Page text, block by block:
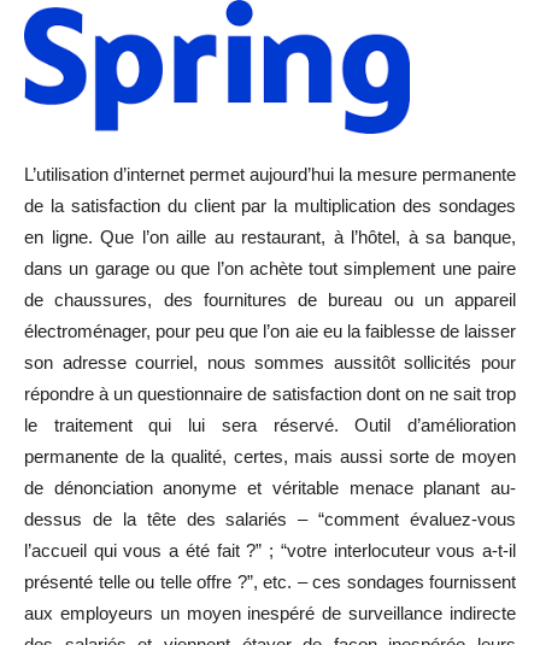
L’utilisation d’internet permet aujourd’hui la mesure permanente
de la satisfaction du client par la multiplication des sondages
en ligne. Que l’on aille au restaurant, à l’hôtel, à sa banque,
dans un garage ou que l’on achète tout simplement une paire
de chaussures, des fournitures de bureau ou un appareil
électroménager, pour peu que l’on aie eu la faiblesse de laisser
son adresse courriel, nous sommes aussitôt sollicités pour
répondre à un questionnaire de satisfaction dont on ne sait trop
le traitement qui lui sera réservé. Outil d’amélioration
permanente de la qualité, certes, mais aussi sorte de moyen
de dénonciation anonyme et véritable menace planant au-
dessus de la tête des salariés – “comment évaluez-vous
l’accueil qui vous a été fait ?” ; “votre interlocuteur vous a-t-il
présenté telle ou telle offre ?”, etc. – ces sondages fournissent
aux employeurs un moyen inespéré de surveillance indirecte